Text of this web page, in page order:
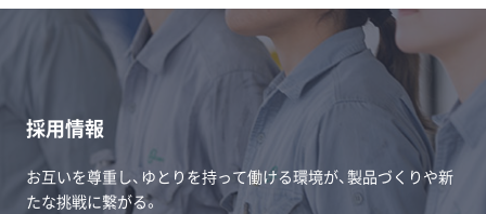
採用情報
お互いを尊重し、ゆとりを持って働ける環境が、製品づくりや新
たな挑戦に繋がる。